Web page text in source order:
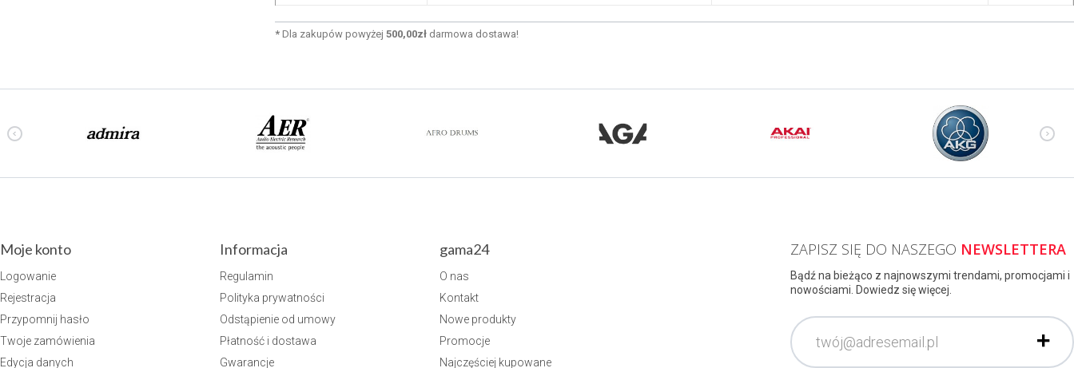
*Dla zakupów powyżej 500,00złdarmowa dostawa!
Moje konto
Logowanie
Rejestracja
Przypomnij hasło
Twoje zamówienia
Edycja danych
Informacja
Regulamin
Polityka prywatności
Odstąpienie od umowy
Płatność i dostawa
Gwarancje
gama24
O nas
Kontakt
Nowe produkty
Promocje
Najczęściej kupowane
ZAPISZ SIĘ DO NASZEGO NEWSLETTERA
Bądź na bieżąco z najnowszymi trendami, promocjami i
nowościami. Dowiedz się więcej.